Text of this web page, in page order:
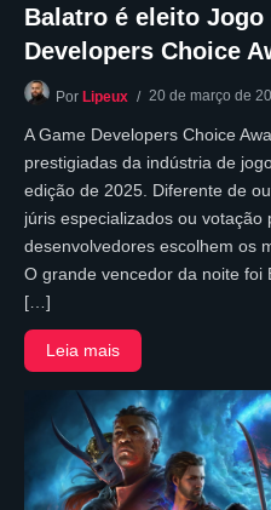
Balatro é eleito Jogo
Developers Choice
Por Lipeux 20 de março de
A Game Developers Choice
prestigiadas da indústria de
edição de 2025. Diferente de
júris especializados ou votação
desenvolvedores escolhem os
O grande vencedor da noite foi
[…]
Leia mais